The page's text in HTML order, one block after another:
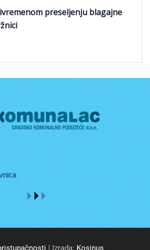
preseljenju blagajne
| Izrada: Kosinus